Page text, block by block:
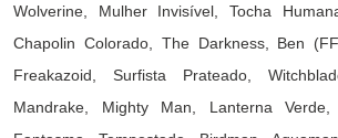
Wolverine, Mulher Invisível, Tocha
Chapolin Colorado, The Darkness, Ben
Freakazoid, Surfista Prateado,
Mandrake, Mighty Man, Lanterna